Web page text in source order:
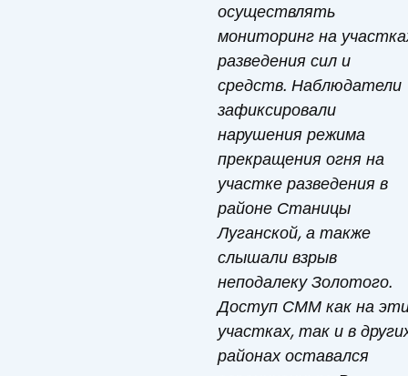
осуществлять
мониторинг на
разведения сил и
средств. Наблюдатели
зафиксировали
нарушения режима
прекращения огня на
участке разведения в
районе Станицы
Луганской, а также
слышали взрыв
неподалеку Золотого.
Доступ СММ как на
участках, так и в
районах оставался